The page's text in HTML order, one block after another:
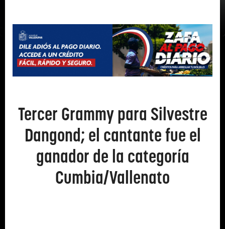
Tercer Grammy para Silvestre
Dangond; el cantante fue el
ganador de la categoría
Cumbia/Vallenato